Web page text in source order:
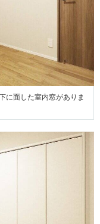
に面した室内窓がありま